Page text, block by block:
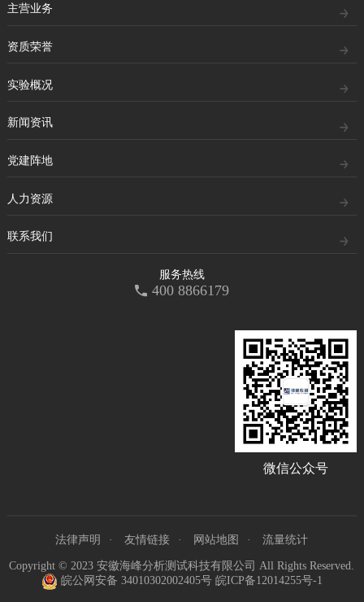
主营业务
资质荣誉
实验概况
新闻资讯
党建阵地
人力资源
联系我们
服务热线
400 8866179
微信公众号
法律声明 友情链接 网站地图 流量统计
Copyright © 2023 安徽海峰分析测试科技有限公司 All Rights Reserved.
皖公网安备 34010302002405号 皖ICP备12014255号-1